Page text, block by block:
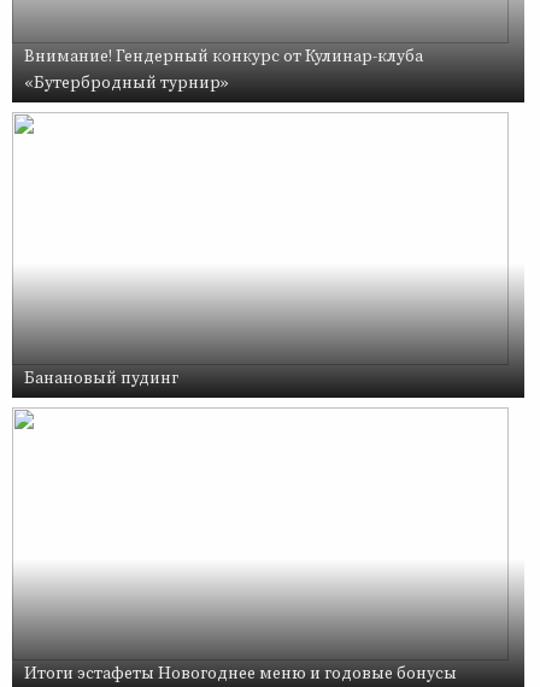
Внимание! Гендерный конкурс от Кулинар-клуба
«Бутербродный турнир»
Банановый пудинг
Итоги эстафеты Новогоднее меню и годовые бонусы